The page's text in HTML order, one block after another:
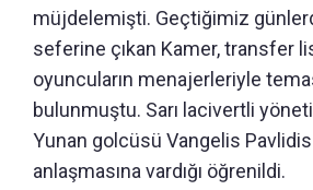
müjdelemişti. Geçtiğimiz
seferine çıkan Kamer, transfer
oyuncuların menajerleriyle
bulunmuştu. Sarı lacivertli
Yunan golcüsü Vangelis
anlaşmasına vardığı öğrenildi.